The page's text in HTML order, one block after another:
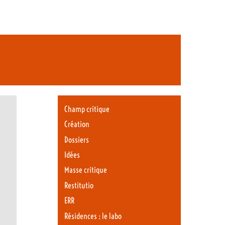
Champ critique
Création
Dossiers
Idées
Masse critique
Restitutio
ERR
Résidences : le labo